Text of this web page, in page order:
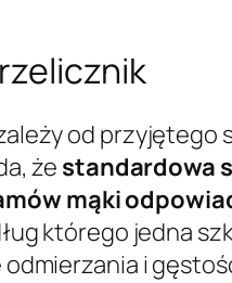
od przyjętego
że standardowa
mąki
którego jedna
i